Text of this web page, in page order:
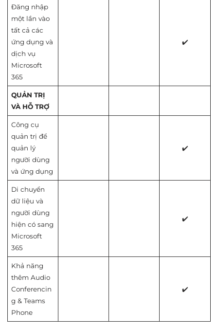
Đăng nhập
một lần vào
tất cả các
ứng dụng và
dịch vụ
Microsoft
365
✔️
QUẢN TRỊ
VÀ HỖ TRỢ
Công cụ
quản trị để
quản lý
người dùng
và ứng dụng
✔️
Di chuyển
dữ liệu và
người dùng
hiện có sang
Microsoft
365
✔️
Khả năng
thêm Audio
Conferencin
g & Teams
Phone
✔️